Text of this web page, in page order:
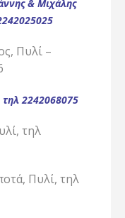
& Μιχάλης
Πυλί –
τηλ2242068075
τηλ
Πυλί, τηλ